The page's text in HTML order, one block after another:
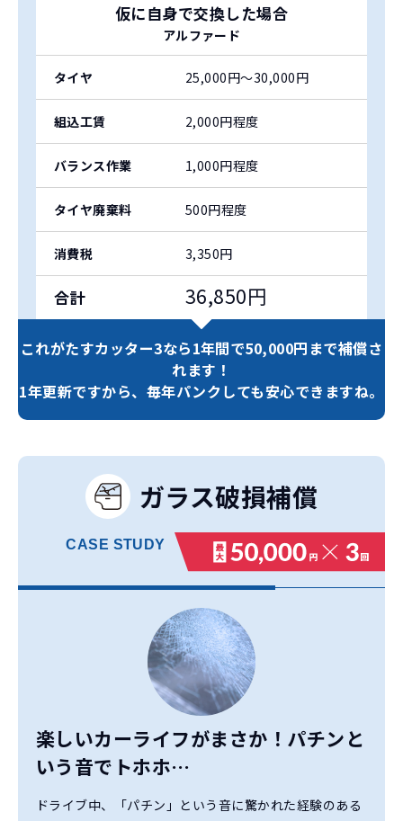
仮に自身で交換した場合
アルファード
タイヤ 25,000円〜30,000円
組込工賃 2,000円程度
バランス作業 1,000円程度
タイヤ廃棄料 500円程度
消費税 3,350円
合計 36,850円
これがたすカッター3なら1年間で50,000円まで補償さ
れます！
1年更新ですから、 毎年パンクしても安心できますね。
ガラス破損補償
CASE STUDY
楽しいカーライフがまさか！ パチンと
いう音でトホホ…
ドライブ中、「パチン」という音に驚かれた経験のある